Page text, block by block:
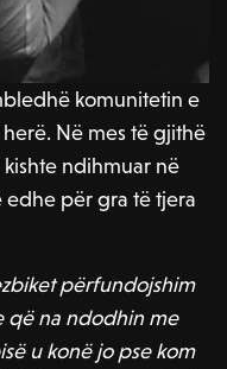
komunitetin e
Në mes të gjithë
ndihmuar në
për gra të tjera
përfundojshim
që na ndodhin me
u konë jo pse kom